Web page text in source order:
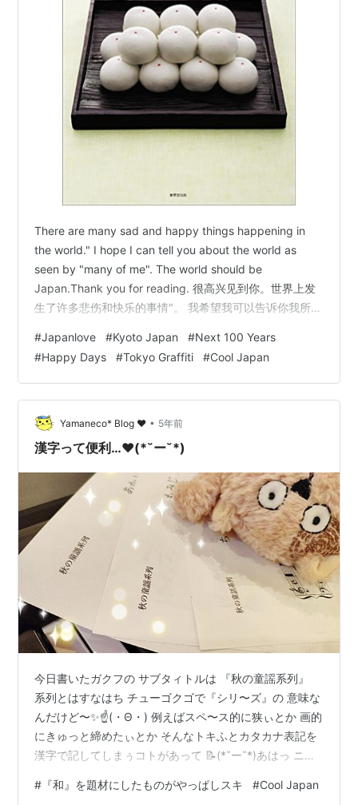
There are many sad and happy things happening in
the world." I hope I can tell you about the world as
seen by "many of me". The world should be
Japan.Thank you for reading. 很高兴见到你。世界上发
生了许多悲伤和快乐的事情"。 我希望我可以告诉你我所看
de vous rencontrer.Il y a beaucoup de choses tristes et
he…
#Japanlove #Kyoto Japan #Next 100 Years
#Happy Days #Tokyo Graffiti #Cool Japan
Yamaneco* Blog ♥ • 5年前
漢字って便利…❤(*˘ー˘*)
今日書いたガクフの サブタィトルは 『秋の童謡系列』
系列とはすなはち チューゴクゴで『シリ〜ズ』の 意味な
んだけど〜✨☝️(・Θ・) 例えばスペ〜ス的に狭ぃとか 画的
にきゅっと締めたぃとか そんなトキふとカタカナ表記を
漢字で記してしまぅコトがあって 📝(*˘ー˘*)あはっ ニホ
とも節操ナシね〜 🇯🇵ʕ•ٹ•ʔてへ！ 今日もイィのが仕上
# 『和』を題材にしたものがやっぱしスキ #Cool Japan